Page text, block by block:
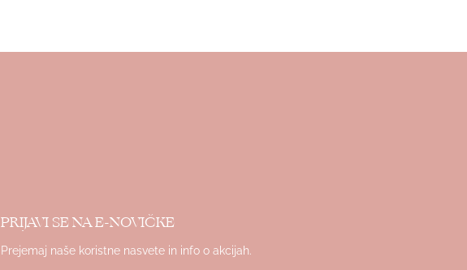
PRIJAVI SE NA E-NOVIČKE
Prejemaj naše koristne nasvete in info o akcijah.